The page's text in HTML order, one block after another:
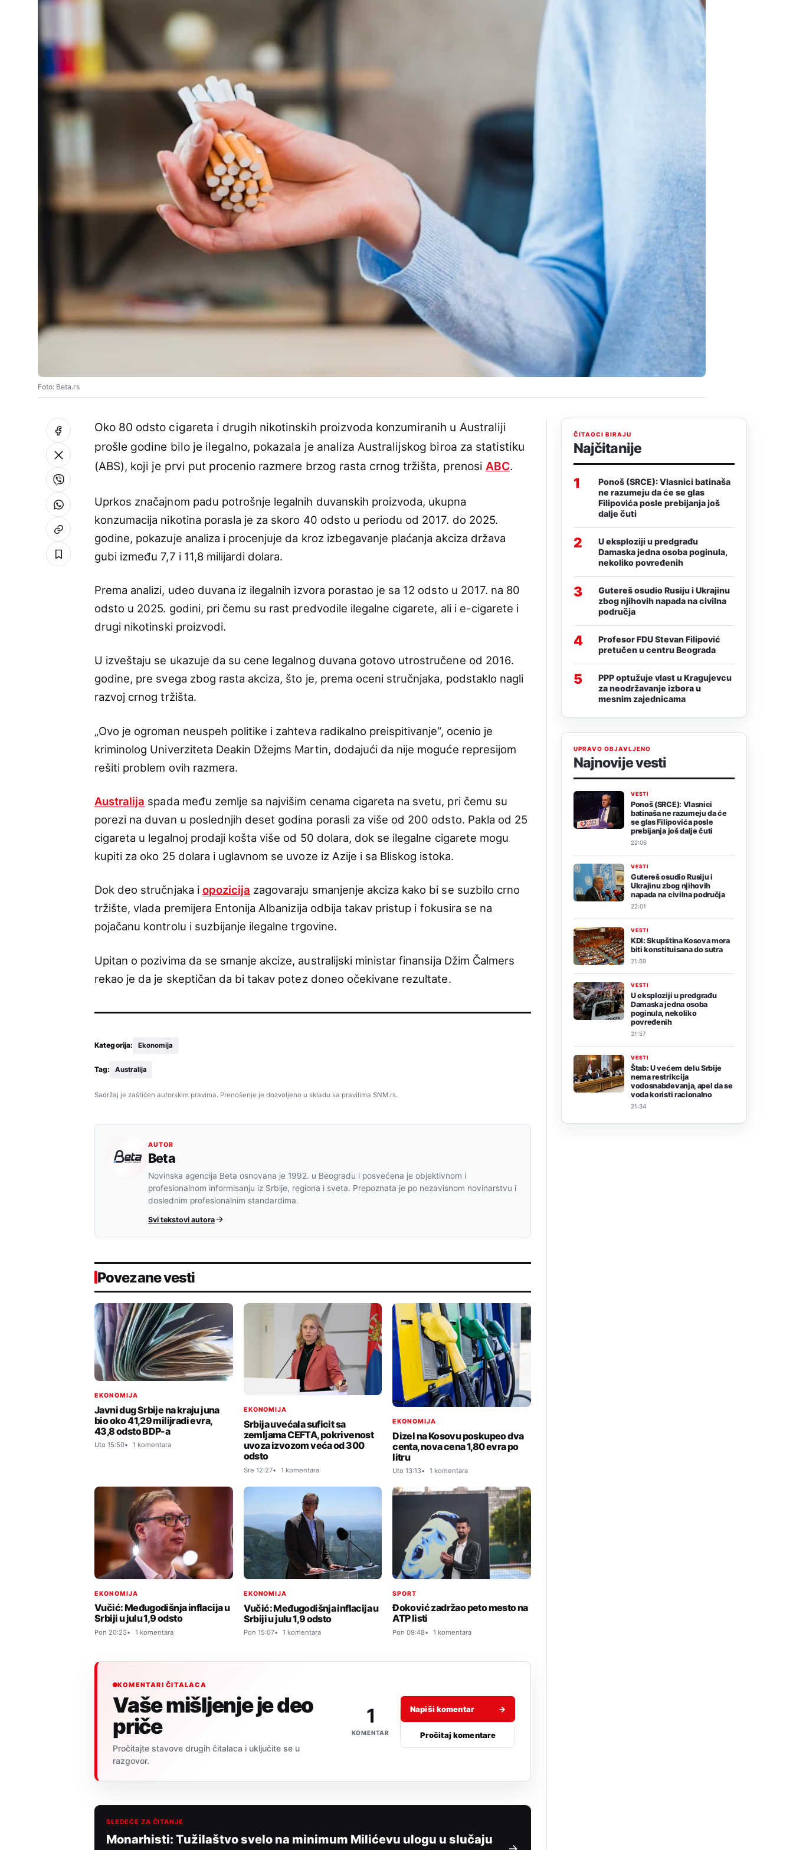
Foto: Beta.rs
Oko 80 odsto cigareta i drugih nikotinskih proizvoda konzumiranih u Australiji
prošle godine bilo je ilegalno, pokazala je analiza Australijskog biroa za statistiku
(ABS), koji je prvi put procenio razmere brzog rasta crnog tržišta, prenosi ABC.
Uprkos značajnom padu potrošnje legalnih duvanskih proizvoda, ukupna
konzumacija nikotina porasla je za skoro 40 odsto u periodu od 2017. do 2025.
godine, pokazuje analiza i procenjuje da kroz izbegavanje plaćanja akciza država
gubi između 7,7 i 11,8 milijardi dolara.
Prema analizi, udeo duvana iz ilegalnih izvora porastao je sa 12 odsto u 2017. na 80
odsto u 2025. godini, pri čemu su rast predvodile ilegalne cigarete, ali i e-cigarete i
drugi nikotinski proizvodi.
U izveštaju se ukazuje da su cene legalnog duvana gotovo utrostručene od 2016.
godine, pre svega zbog rasta akciza, što je, prema oceni stručnjaka, podstaklo nagli
razvoj crnog tržišta.
„Ovo je ogroman neuspeh politike i zahteva radikalno preispitivanje“, ocenio je
kriminolog Univerziteta Deakin Džejms Martin, dodajući da nije moguće represijom
rešiti problem ovih razmera.
Australija spada među zemlje sa najvišim cenama cigareta na svetu, pri čemu su
porezi na duvan u poslednjih deset godina porasli za više od 200 odsto. Pakla od 25
cigareta u legalnoj prodaji košta više od 50 dolara, dok se ilegalne cigarete mogu
kupiti za oko 25 dolara i uglavnom se uvoze iz Azije i sa Bliskog istoka.
Dok deo stručnjaka i opozicija zagovaraju smanjenje akciza kako bi se suzbilo crno
tržište, vlada premijera Entonija Albanizija odbija takav pristup i fokusira se na
pojačanu kontrolu i suzbijanje ilegalne trgovine.
Upitan o pozivima da se smanje akcize, australijski ministar finansija Džim Čalmers
rekao je da je skeptičan da bi takav potez doneo očekivane rezultate.
Kategorija: Ekonomija
Tag: Australija
Sadržaj je zaštićen autorskim pravima. Prenošenje je dozvoljeno u skladu sa pravilima SNM.rs.
AUTOR
Beta
Novinska agencija Beta osnovana je 1992. u Beogradu i posvećena je objektivnom i
profesionalnom informisanju iz Srbije, regiona i sveta. Prepoznata je po nezavisnom novinarstvu i
doslednim profesionalnim standardima.
Svi tekstovi autora
Povezane vesti
EKONOMIJA
Javni dug Srbije na kraju juna
bio oko 41,29 milijradi evra,
43,8 odsto BDP-a
Uto 15:50 1 komentara
EKONOMIJA
Srbija uvećala suficit sa
zemljama CEFTA, pokrivenost
uvoza izvozom veća od 300
odsto
Sre 12:27 1 komentara
EKONOMIJA
Dizel na Kosovu poskupeo dva
centa, nova cena 1,80 evra po
litru
Uto 13:13 1 komentara
EKONOMIJA
Vučić: Međugodišnja inflacija u
Srbiji u julu 1,9 odsto
Pon 20:23 1 komentara
EKONOMIJA
Vučić: Međugodišnja inflacija u
Srbiji u julu 1,9 odsto
Pon 15:07 1 komentara
SPORT
Đoković zadržao peto mesto na
ATP listi
Pon 09:48 1 komentara
KOMENTARI ČITALACA
Vaše mišljenje je deo
priče
Pročitajte stavove drugih čitalaca i uključite se u
razgovor.
1
KOMENTAR
Napiši komentar →
Pročitaj komentare
SLEDEĆE ZA ČITANJE
Monarhisti: Tužilaštvo svelo na minimum Milićevu ulogu u slučaju
ČITAOCI BIRAJU
Najčitanije
1
Ponoš (SRCE): Vlasnici batinaša
ne razumeju da će se glas
Filipovića posle prebijanja još
dalje čuti
2
U eksploziji u predgrađu
Damaska jedna osoba poginula,
nekoliko povređenih
3
Gutereš osudio Rusiju i Ukrajinu
zbog njihovih napada na civilna
područja
4
Profesor FDU Stevan Filipović
pretučen u centru Beograda
5
PPP optužuje vlast u Kragujevcu
za neodržavanje izbora u
mesnim zajednicama
UPRAVO OBJAVLJENO
Najnovije vesti
VESTI
Ponoš (SRCE): Vlasnici
batinaša ne razumeju da će
se glas Filipovića posle
prebijanja još dalje čuti
22:06
VESTI
Gutereš osudio Rusiju i
Ukrajinu zbog njihovih
napada na civilna područja
22:01
VESTI
KDI: Skupština Kosova mora
biti konstituisana do sutra
21:59
VESTI
U eksploziji u predgrađu
Damaska jedna osoba
poginula, nekoliko
povređenih
21:57
VESTI
Štab: U većem delu Srbije
nema restrikcija
vodosnabdevanja, apel da se
voda koristi racionalno
21:34